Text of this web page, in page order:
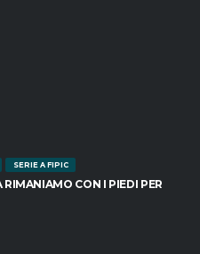
SERIE A FIPIC
CON I PIEDI PER